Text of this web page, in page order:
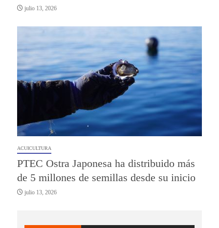
julio 13, 2026
ACUICULTURA
PTEC Ostra Japonesa ha distribuido más
de 5 millones de semillas desde su inicio
julio 13, 2026